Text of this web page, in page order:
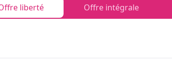
liberté Offre intégrale